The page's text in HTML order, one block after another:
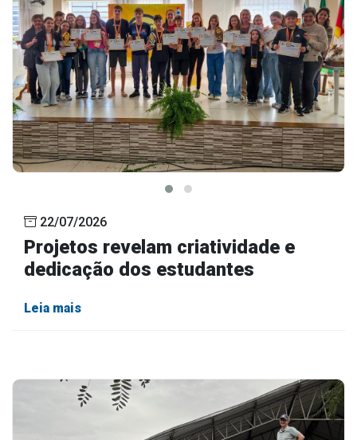
22/07/2026
Projetos revelam criatividade e
dedicação dos estudantes
Leia mais